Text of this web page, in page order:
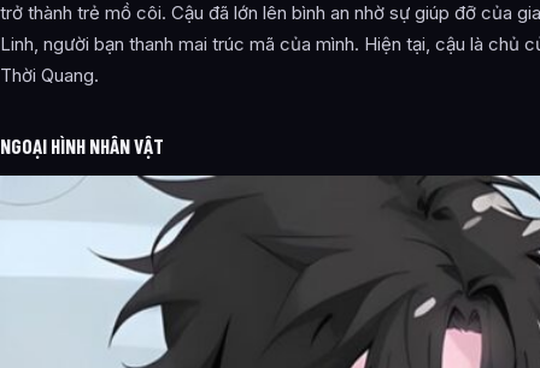
trở thành trẻ mồ côi. Cậu đã lớn lên bình an nhờ sự giúp đỡ của
Linh, người bạn thanh mai trúc mã của mình. Hiện tại, cậu là chủ
Thời Quang.
NGOẠI HÌNH NHÂN VẬT